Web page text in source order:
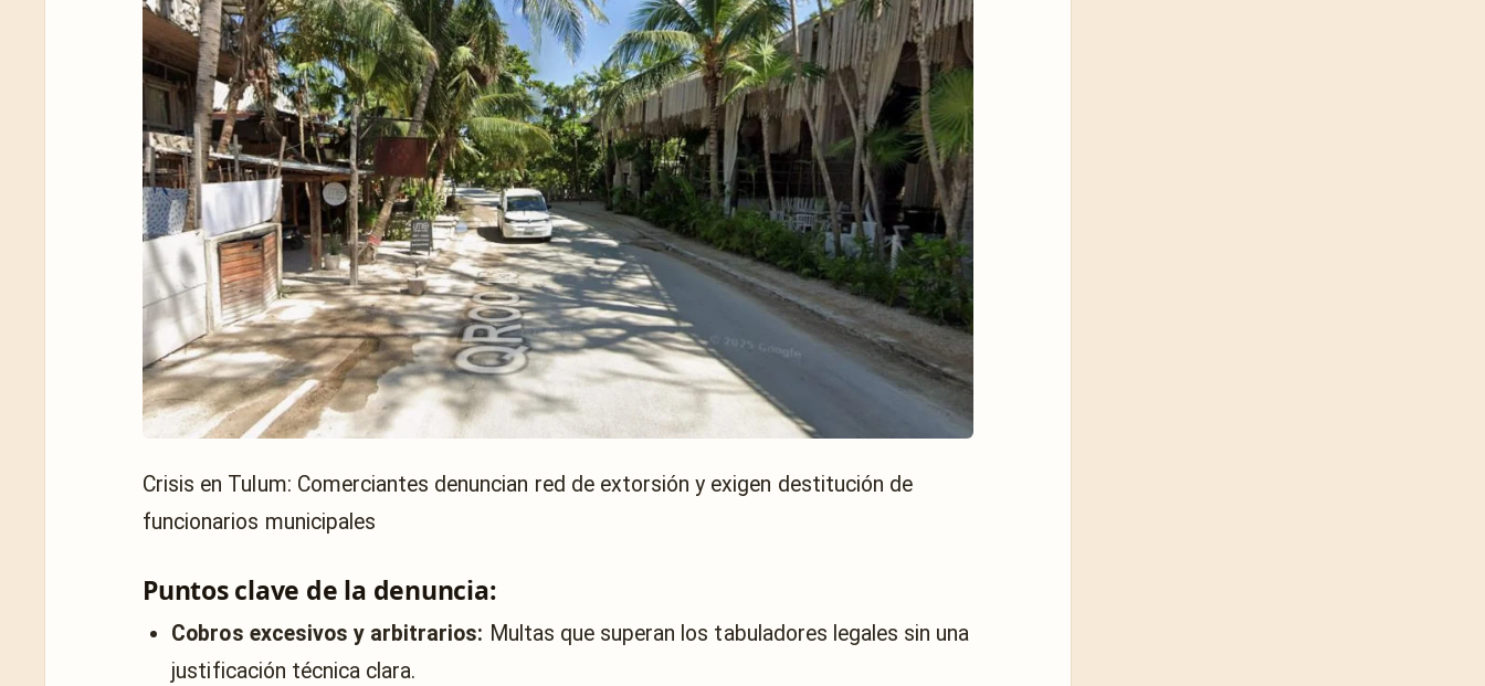
Crisis en Tulum: Comerciantes denuncian red de extorsión y exigen destitución de
funcionarios municipales
Puntos clave de la denuncia:
Cobros excesivos y arbitrarios: Multas que superan los tabuladores legales sin una
justificación técnica clara.